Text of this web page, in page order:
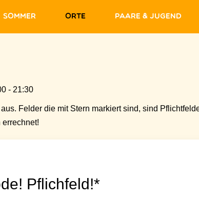
Sommer Orte Paare & Jugend
- 21:30
Felder die mit Stern markiert sind, sind
Pflichfeld!*